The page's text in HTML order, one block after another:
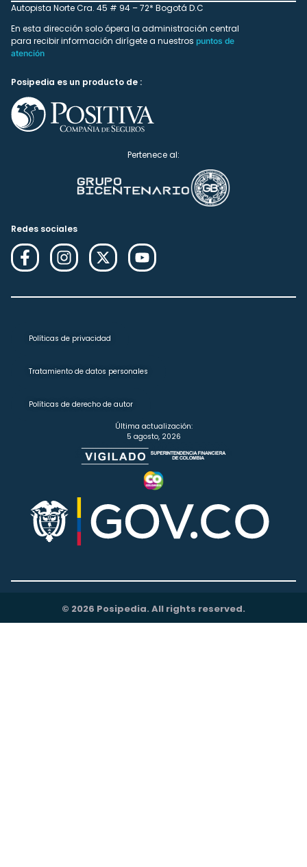
Autopista Norte Cra. 45 # 94 – 72* Bogotá D.C
En esta dirección solo ópera la administración central
para recibir información dirígete a nuestros puntos de
atención
Posipedia es un producto de :
Pertenece al:
Redes sociales
Políticas de privacidad
Tratamiento de datos personales
Políticas de derecho de autor
Última actualización:
5 agosto, 2026
© 2026 Posipedia. All rights reserved.